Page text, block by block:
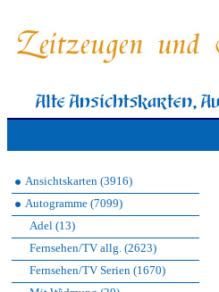
Ansichtskarten (3916)
Autogramme (7099)
Adel (13)
Fernsehen/TV allg. (2623)
Fernsehen/TV Serien (1670)